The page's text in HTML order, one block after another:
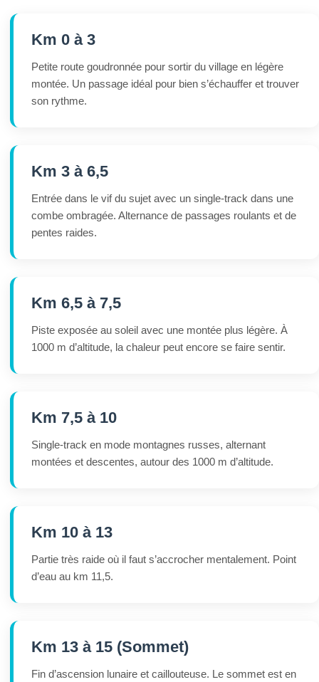
Km 0 à 3
Petite route goudronnée pour sortir du village en légère
montée. Un passage idéal pour bien s’échauffer et trouver
son rythme.
Km 3 à 6,5
Entrée dans le vif du sujet avec un single-track dans une
combe ombragée. Alternance de passages roulants et de
pentes raides.
Km 6,5 à 7,5
Piste exposée au soleil avec une montée plus légère. À
1000 m d’altitude, la chaleur peut encore se faire sentir.
Km 7,5 à 10
Single-track en mode montagnes russes, alternant
montées et descentes, autour des 1000 m d’altitude.
Km 10 à 13
Partie très raide où il faut s’accrocher mentalement. Point
d’eau au km 11,5.
Km 13 à 15 (Sommet)
Fin d’ascension lunaire et caillouteuse. Le sommet est en